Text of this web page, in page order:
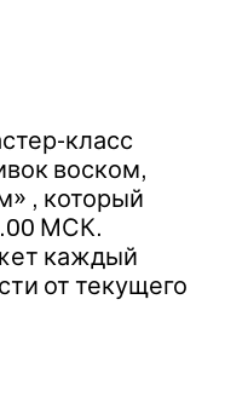
класс
воском,
, который
МСК.
каждый
от текущего